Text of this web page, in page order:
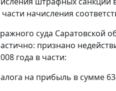
начисления
суда Саратовской
признано
года в части:
на прибыль в сумме